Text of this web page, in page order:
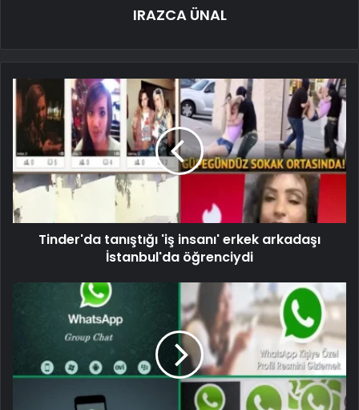
IRAZCA ÜNAL
Tinder'da tanıştığı 'iş insanı' erkek arkadaşı
İstanbul'da öğrenciydi